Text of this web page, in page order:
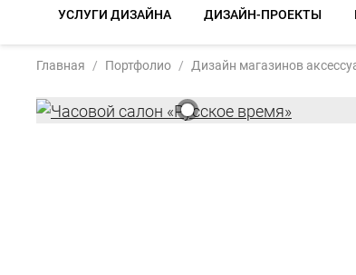
УСЛУГИ ДИЗАЙНА ДИЗАЙН-ПРОЕКТЫ
Главная Портфолио Дизайн магазинов